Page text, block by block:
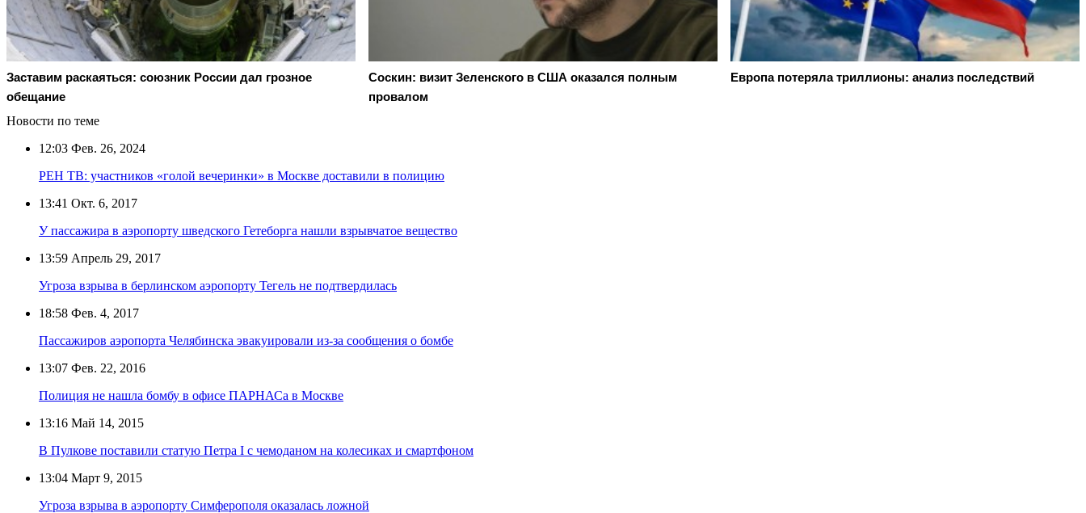
Заставим раскаяться: союзник России дал грозное
обещание
Соскин: визит Зеленского в США оказался полным
провалом
Европа потеряла триллионы: анализ последствий
Новости по теме
12:03 Фев. 26, 2024
РЕН ТВ: участников «голой вечеринки» в Москве доставили в полицию
13:41 Окт. 6, 2017
У пассажира в аэропорту шведского Гетеборга нашли взрывчатое вещество
13:59 Апрель 29, 2017
Угроза взрыва в берлинском аэропорту Тегель не подтвердилась
18:58 Фев. 4, 2017
Пассажиров аэропорта Челябинска эвакуировали из-за сообщения о бомбе
13:07 Фев. 22, 2016
Полиция не нашла бомбу в офисе ПАРНАСа в Москве
13:16 Май 14, 2015
В Пулкове поставили статую Петра I с чемоданом на колесиках и смартфоном
13:04 Март 9, 2015
Угроза взрыва в аэропорту Симферополя оказалась ложной